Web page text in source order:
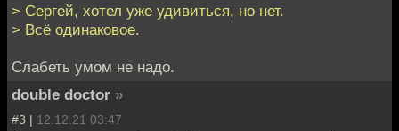
> Сергей, хотел уже удивиться, но нет.
> Всё одинаковое.
Слабеть умом не надо.
double doctor »
#3 | 12.12.21 03:47